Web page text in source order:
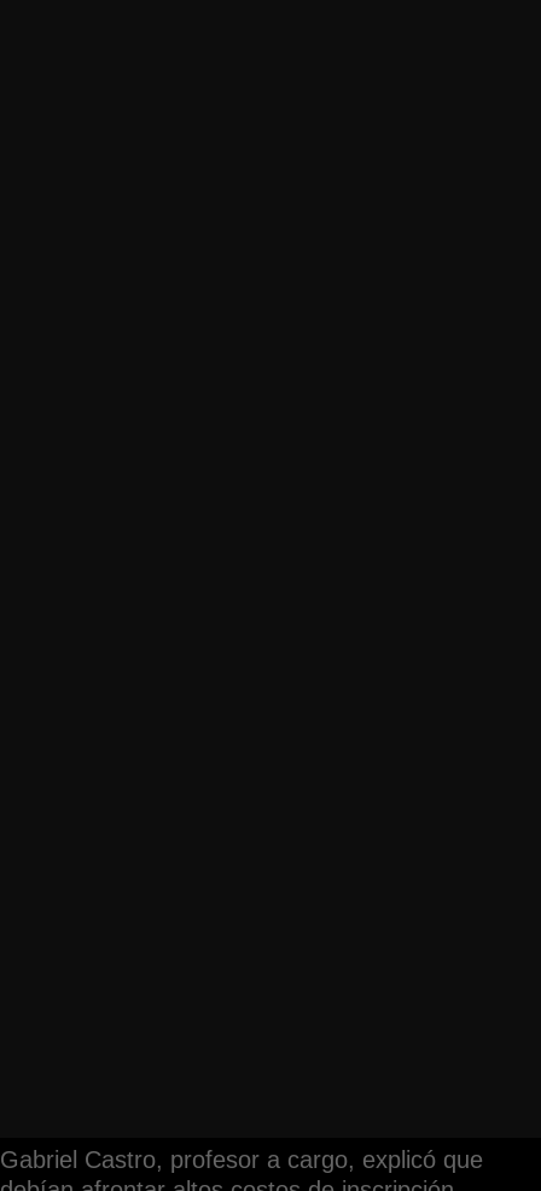
Gabriel Castro, profesor a cargo, explicó que